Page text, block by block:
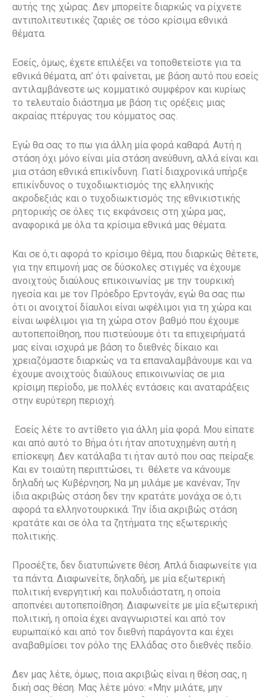
αυτής της χώρας. Δεν μπορείτε διαρκώς να ρίχνετε
αντιπολιτευτικές ζαριές σε τόσο κρίσιμα εθνικά
θέματα.
Εσείς, όμως, έχετε επιλέξει να τοποθετείστε για τα
εθνικά θέματα, απ’ ότι φαίνεται, με βάση αυτό που εσείς
αντιλαμβάνεστε ως κομματικό συμφέρον και κυρίως
το τελευταίο διάστημα με βάση τις ορέξεις μιας
ακραίας πτέρυγας του κόμματος σας.
Εγώ θα σας το πω για άλλη μία φορά καθαρά. Αυτή η
στάση όχι μόνο είναι μία στάση ανεύθυνη, αλλά είναι και
μια στάση εθνικά επικίνδυνη. Γιατί διαχρονικά υπήρξε
επικίνδυνος ο τυχοδιωκτισμός της ελληνικής
ακροδεξιάς και ο τυχοδιωκτισμός της εθνικιστικής
ρητορικής σε όλες τις εκφάνσεις στη χώρα μας,
αναφορικά με όλα τα κρίσιμα εθνικά μας θέματα.
Και σε ό,τι αφορά το κρίσιμο θέμα, που διαρκώς θέτετε,
για την επιμονή μας σε δύσκολες στιγμές να έχουμε
ανοιχτούς διαύλους επικοινωνίας με την τουρκική
ηγεσία και με τον Πρόεδρο Ερντογάν, εγώ θα σας πω
ότι οι ανοιχτοί δίαυλοι είναι ωφέλιμοι για τη χώρα και
είναι ωφέλιμοι για τη χώρα στον βαθμό που έχουμε
αυτοπεποίθηση, που πιστεύουμε ότι τα επιχειρήματά
μας είναι ισχυρά με βάση το διεθνές δίκαιο και
χρειαζόμαστε διαρκώς να τα επαναλαμβάνουμε και να
έχουμε ανοιχτούς διαύλους επικοινωνίας σε μια
κρίσιμη περίοδο, με πολλές εντάσεις και αναταράξεις
στην ευρύτερη περιοχή.
Εσείς λέτε το αντίθετο για άλλη μία φορά. Μου είπατε
και από αυτό το Βήμα ότι ήταν αποτυχημένη αυτή η
επίσκεψη. Δεν κατάλαβα τι ήταν αυτό που σας πείραξε.
Και εν τοιαύτη περιπτώσει, τι θέλετε να κάνουμε
δηλαδή ως Κυβέρνηση; Να μη μιλάμε με κανέναν; Την
ίδια ακριβώς στάση δεν την κρατάτε μονάχα σε ό,τι
αφορά τα ελληνοτουρκικά. Την ίδια ακριβώς στάση
κρατάτε και σε όλα τα ζητήματα της εξωτερικής
πολιτικής.
Προσέξτε, δεν διατυπώνετε θέση. Απλά διαφωνείτε για
τα πάντα. Διαφωνείτε, δηλαδή, με μία εξωτερική
πολιτική ενεργητική και πολυδιάστατη, η οποία
αποπνέει αυτοπεποίθηση. Διαφωνείτε με μία εξωτερική
πολιτική, η οποία έχει αναγνωριστεί και από τον
ευρωπαϊκό και από τον διεθνή παράγοντα και έχει
αναβαθμίσει τον ρόλο της Ελλάδας στο διεθνές πεδίο.
Δεν μας λέτε, όμως, ποια ακριβώς είναι η θέση σας, η
δική σας θέση. Μας λέτε μόνο: «Μην μιλάτε, μην